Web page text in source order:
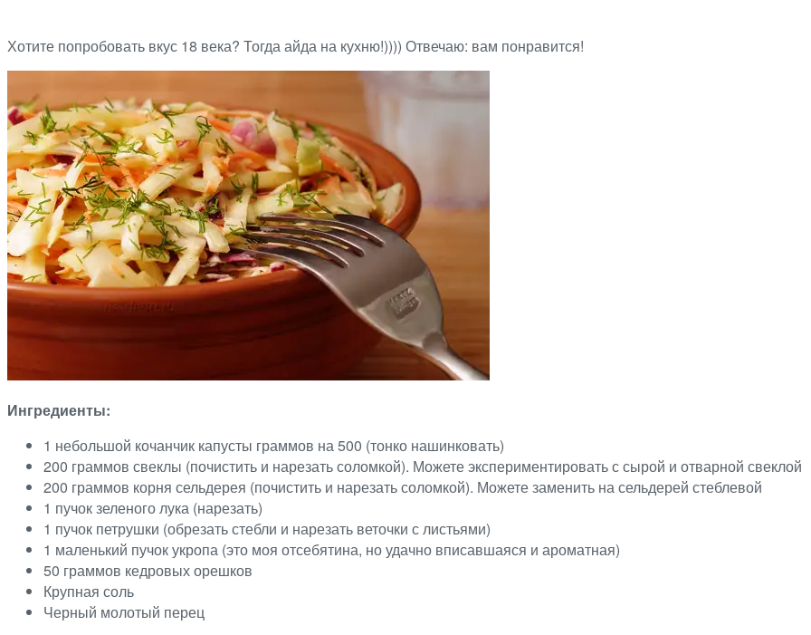
Хотите попробовать вкус 18 века? Тогда айда на кухню!)))) Отвечаю: вам понравится!
Ингредиенты:
1 небольшой кочанчик капусты граммов на 500 (тонко нашинковать)
200 граммов свеклы (почистить и нарезать соломкой). Можете экспериментировать с сырой и отварной свеклой
200 граммов корня сельдерея (почистить и нарезать соломкой). Можете заменить на сельдерей стеблевой
1 пучок зеленого лука (нарезать)
1 пучок петрушки (обрезать стебли и нарезать веточки с листьями)
1 маленький пучок укропа (это моя отсебятина, но удачно вписавшаяся и ароматная)
50 граммов кедровых орешков
Крупная соль
Черный молотый перец